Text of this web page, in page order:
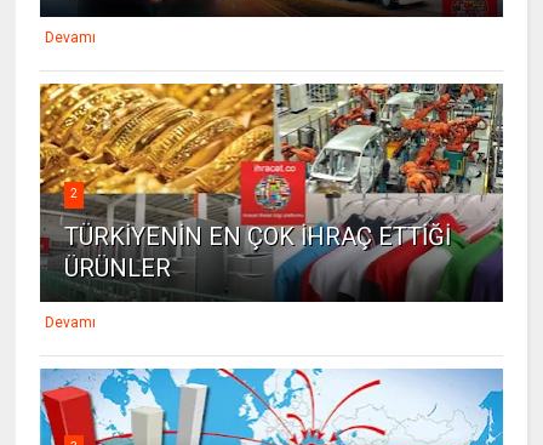
Devamı
2
TÜRKİYENİN EN ÇOK İHRAÇ ETTİĞİ
ÜRÜNLER
Devamı